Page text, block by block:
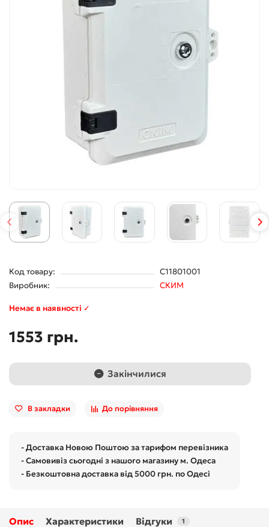
Код товару:
С11801001
Виробник:
СКИМ
Немає в наявності ✓
1553 грн.
Закінчилися
В закладки До порівняння
- Доставка Новою Поштою за тарифом перевізника
- Самовивіз сьогодні з нашого магазину м. Одеса
- Безкоштовна доставка від 5000 грн. по Одесі
Опис Характеристики Відгуки 1